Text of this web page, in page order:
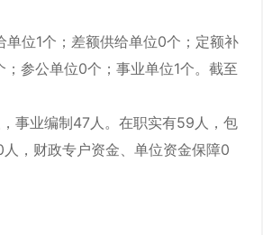
位1个；差额供给单位0个；定额补
参公单位0个；事业单位1个。截至
事业编制47人。在职实有59人，包
，财政专户资金、单位资金保障0